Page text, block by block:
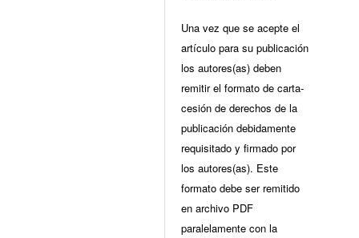
Una vez que se acepte el
artículo para su publicación
los autores(as) deben
remitir el formato de carta-
cesión de derechos de la
publicación debidamente
requisitado y firmado por
los autores(as). Este
formato debe ser remitido
en archivo PDF
paralelamente con la